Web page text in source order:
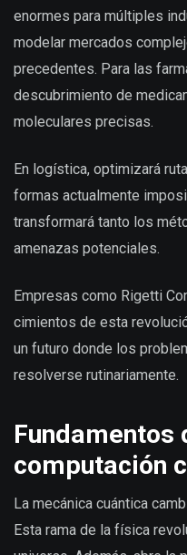
enormes para múltiples
modelar mercados
precedentes. Para las
descubrimiento de
moleculares precisas.
En logística, optimizará
formas actualmente
transformará tanto los
amenazas potenciales.
Empresas como Rigetti
cimientos de esta
un futuro donde los
resolverse rutinariamente.
Fundamentos
computación
La mecánica cuántica
Esta rama de la física